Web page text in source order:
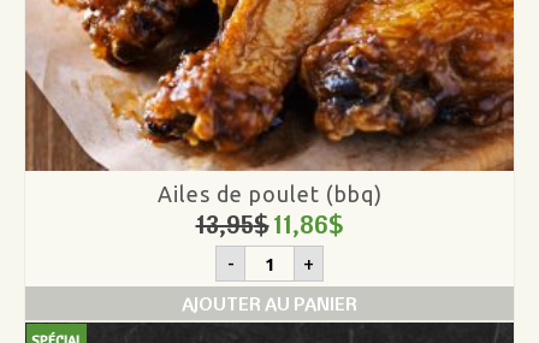
Ailes de poulet (bbq)
13,95$11,86$
- quantité
de
Ailes
de
+
AJOUTER AU PANIER